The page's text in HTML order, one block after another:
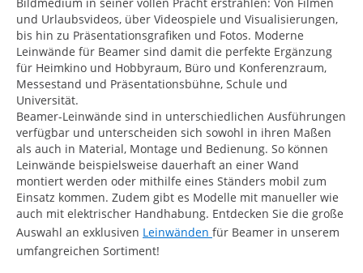
und Urlaubsvideos, über Videospiele und Visualisierungen,
bis hin zu Präsentationsgrafiken und Fotos. Moderne
Leinwände für Beamer sind damit die perfekte Ergänzung
für Heimkino und Hobbyraum, Büro und Konferenzraum,
Messestand und Präsentationsbühne, Schule und
Universität.
Beamer-Leinwände sind in unterschiedlichen Ausführungen
verfügbar und unterscheiden sich sowohl in ihren Maßen
als auch in Material, Montage und Bedienung. So können
Leinwände beispielsweise dauerhaft an einer Wand
montiert werden oder mithilfe eines Ständers mobil zum
Einsatz kommen. Zudem gibt es Modelle mit manueller wie
auch mit elektrischer Handhabung. Entdecken Sie die große
Auswahl an exklusiven Leinwänden für Beamer in unserem
umfangreichen Sortiment!